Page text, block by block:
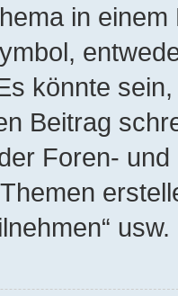
in
könnte
Beitrag
Foren-
usw.